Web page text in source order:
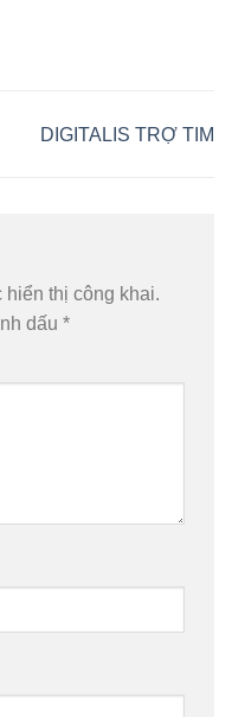
DIGITALIS TRỢ TIM
thị công khai.
dấu *